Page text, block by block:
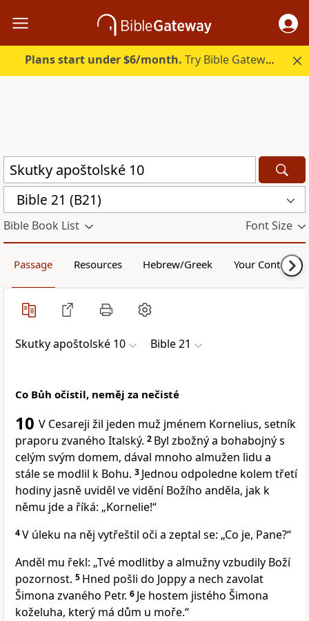
Plans start under $6/month. Try Bible Gateway Plus.
Bible 21 (B21)
Bible Book List Font Size
Passage Resources Hebrew/Greek Your Content
Skutky apoštolské 10 Bible 21
Co Bůh očistil, neměj za nečisté
10 V Cesareji žil jeden muž jménem Kornelius, setník
praporu zvaného Italský. 2 Byl zbožný a bohabojný s
celým svým domem, dával mnoho almužen lidu a
stále se modlil k Bohu. 3 Jednou odpoledne kolem třetí
hodiny jasně uviděl ve vidění Božího anděla, jak k
němu jde a říká: „Kornelie!“
4V úleku na něj vytřeštil oči a zeptal se: „Co je, Pane?“
Anděl mu řekl: „Tvé modlitby a almužny vzbudily Boží
pozornost. 5 Hned pošli do Joppy a nech zavolat
Šimona zvaného Petr. 6 Je hostem jistého Šimona
koželuha, který má dům u moře.“